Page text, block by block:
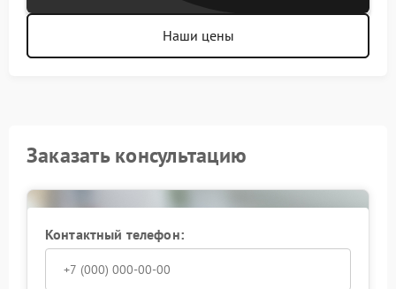
Наши цены
Заказать консультацию
Контактный телефон: